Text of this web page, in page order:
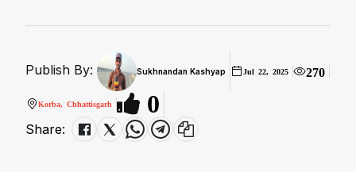
Publish By: Sukhnandan Kashyap Jul 22, 2025 270
Korba, Chhattisgarh 0
Share: